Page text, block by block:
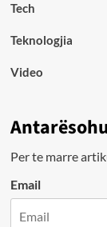
Tech
Teknologjia
Video
Per te marre
Email